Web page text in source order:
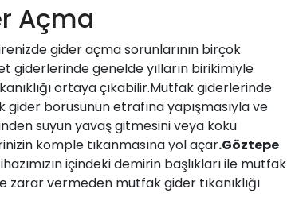
Açma
gider açmasorunlarının birçok
genelde yılların birikimiyle
ortaya çıkabilir.Mutfak giderlerinde
borusunun etrafına yapışmasıyla ve
suyun yavaş gitmesini veya koku
komple tıkanmasına yol açar.Göztepe
içindeki demirin başlıkları ile mutfak
vermeden mutfak gider tıkanıklığı